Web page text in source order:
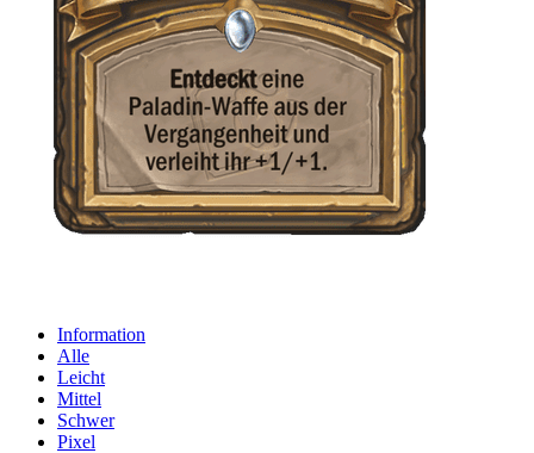
Information
Alle
Leicht
Mittel
Schwer
Pixel